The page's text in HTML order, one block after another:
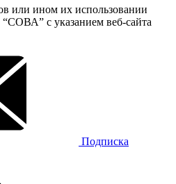
или ином их использовании
с указанием веб-сайта
Подписка